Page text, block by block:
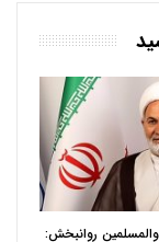
روانبخش: